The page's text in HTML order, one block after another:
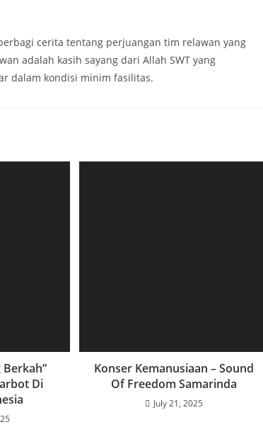
cerita tentang perjuangan tim relawan yang
adalah kasih sayang dari Allah SWT yang
dalam kondisi minim fasilitas.
Di
Konser Kemanusiaan – Sound
Of Freedom Samarinda
July 21, 2025